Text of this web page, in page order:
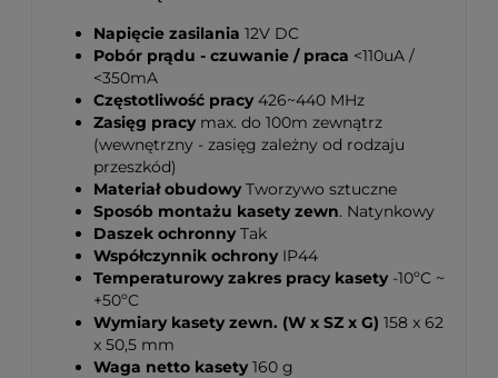
Napięcie zasilania 12V DC
Pobór prądu - czuwanie / praca <110uA /
<350mA
Częstotliwość pracy426~440 MHz
Zasięg pracymax. do 100m zewnątrz
(wewnętrzny - zasięg zależny od rodzaju
przeszkód)
Materiał obudowyTworzywo sztuczne
Sposób montażu kasety zewn. Natynkowy
Daszek ochronnyTak
Współczynnik ochronyIP44
Temperaturowy zakres pracy kasety -10ºC ~
+50ºC
Wymiary kasety zewn. (W x SZ x G) 158 x 62
x 50,5 mm
Waga netto kasety160 g